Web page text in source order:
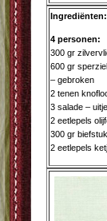
Ingrediënten:
4 personen:
300 gr
600 gr
– gebroken
2 tenen
3 salade –
2 eetlepels
300 gr
2 eetlepels